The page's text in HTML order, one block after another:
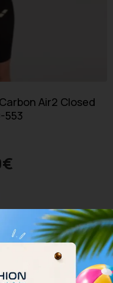
Air2 Closed
553
€